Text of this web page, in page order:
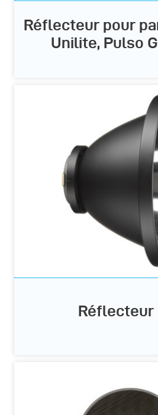
Réflecteur pour
Unilite, Pulso
Réflecteur